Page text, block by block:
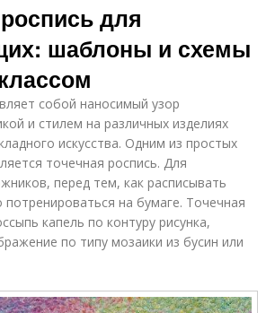
для
шаблоны и схемы
собой наносимый узор
и стилем на различных изделиях
искусства. Одним из простых
точечная роспись. Для
перед тем, как расписывать
на бумаге. Точечная
капель по контуру рисунка,
по типу мозаики из бусин или